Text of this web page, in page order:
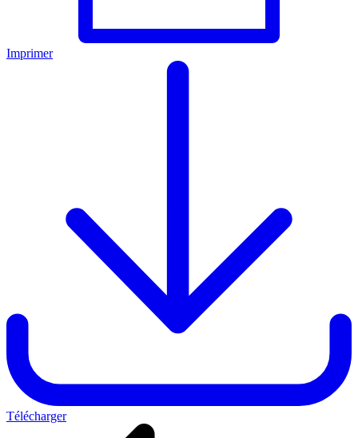
Imprimer
Télécharger